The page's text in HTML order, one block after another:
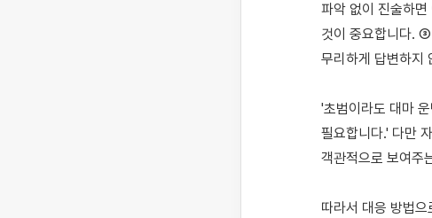
파악 없이 진술하
것이 중요합니다.
무리하게 답변하지
'초범이라도 대마
필요합니다.' 다만
객관적으로 보여주
따라서 대응 방법